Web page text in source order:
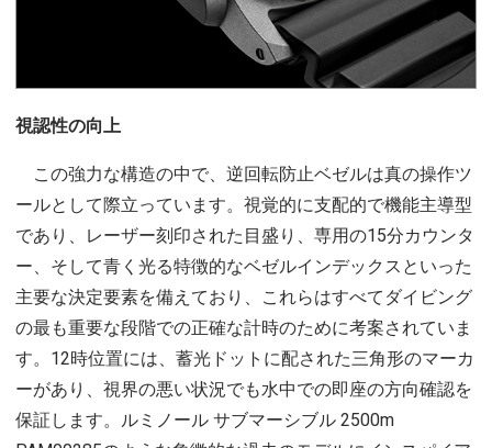
視認性の向上
この強力な構造の中で、逆回転防止ベゼルは真の操作ツ
ールとして際立っています。視覚的に支配的で機能主導型
であり、レーザー刻印された目盛り、専用の15分カウンタ
ー、そして青く光る特徴的なベゼルインデックスといった
主要な決定要素を備えており、これらはすべてダイビング
の最も重要な段階での正確な計時のために考案されていま
す。12時位置には、蓄光ドットに配された三角形のマーカ
ーがあり、視界の悪い状況でも水中での即座の方向確認を
保証します。ルミノール サブマーシブル 2500m